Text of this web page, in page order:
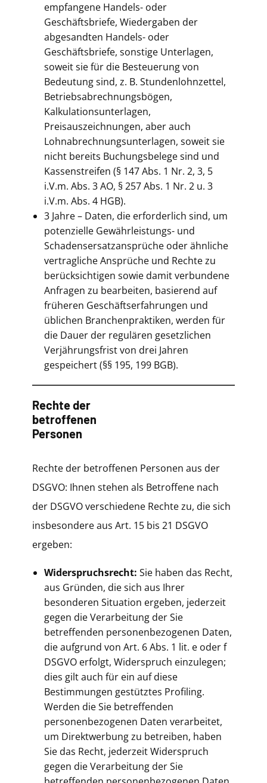
empfangene Handels- oder
Geschäftsbriefe, Wiedergaben der
abgesandten Handels- oder
Geschäftsbriefe, sonstige Unterlagen,
soweit sie für die Besteuerung von
Bedeutung sind, z. B. Stundenlohnzettel,
Betriebsabrechnungsbögen,
Kalkulationsunterlagen,
Preisauszeichnungen, aber auch
Lohnabrechnungsunterlagen, soweit sie
nicht bereits Buchungsbelege sind und
Kassenstreifen (§ 147 Abs. 1 Nr. 2, 3, 5
i.V.m. Abs. 3 AO, § 257 Abs. 1 Nr. 2 u. 3
i.V.m. Abs. 4 HGB).
3 Jahre – Daten, die erforderlich sind, um
potenzielle Gewährleistungs- und
Schadensersatzansprüche oder ähnliche
vertragliche Ansprüche und Rechte zu
berücksichtigen sowie damit verbundene
Anfragen zu bearbeiten, basierend auf
früheren Geschäftserfahrungen und
üblichen Branchenpraktiken, werden für
die Dauer der regulären gesetzlichen
Verjährungsfrist von drei Jahren
gespeichert (§§ 195, 199 BGB).
Rechte der
betroffenen
Personen
Rechte der betroffenen Personen aus der
DSGVO: Ihnen stehen als Betroffene nach
der DSGVO verschiedene Rechte zu, die sich
insbesondere aus Art. 15 bis 21 DSGVO
ergeben:
Widerspruchsrecht: Sie haben das Recht,
aus Gründen, die sich aus Ihrer
besonderen Situation ergeben, jederzeit
gegen die Verarbeitung der Sie
betreffenden personenbezogenen Daten,
die aufgrund von Art. 6 Abs. 1 lit. e oder f
DSGVO erfolgt, Widerspruch einzulegen;
dies gilt auch für ein auf diese
Bestimmungen gestütztes Profiling.
Werden die Sie betreffenden
personenbezogenen Daten verarbeitet,
um Direktwerbung zu betreiben, haben
Sie das Recht, jederzeit Widerspruch
gegen die Verarbeitung der Sie